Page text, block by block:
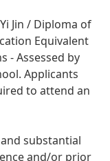
Jin / Diploma of
Equivalent
- Assessed by
Applicants
to attend an
substantial
and/or prior